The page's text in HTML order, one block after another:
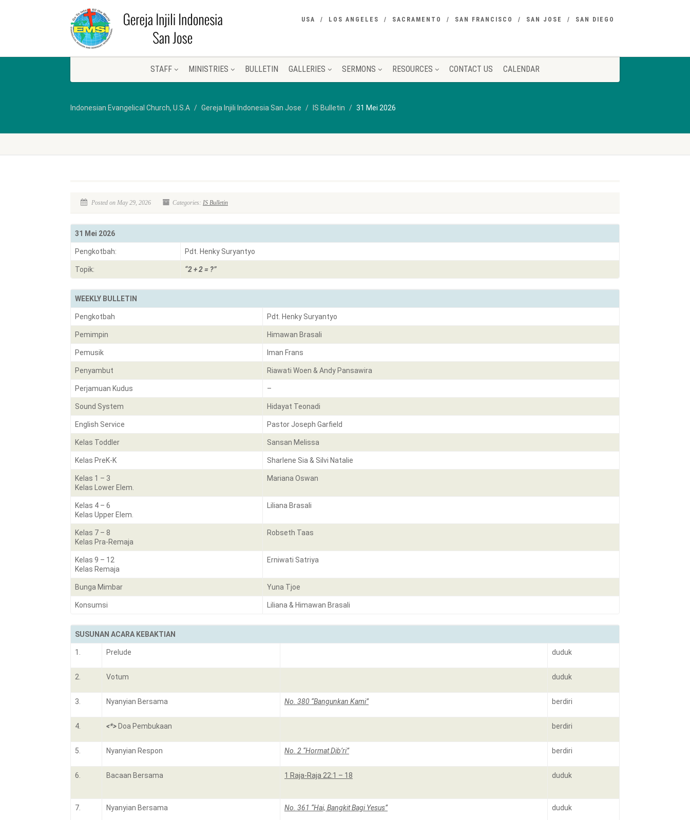
USA LOS ANGELES SACRAMENTO SAN FRANCISCO SAN JOSE SAN DIEGO
STAFF MINISTRIES BULLETIN GALLERIES SERMONS RESOURCES CONTACT US CALENDAR
Indonesian Evangelical Church, U.S.A Gereja Injili Indonesia San Jose IS Bulletin 31 Mei 2026
Posted on May 29, 2026 Categories: IS Bulletin
31 Mei 2026
Pengkotbah: Pdt. Henky Suryantyo
Topik: “2 + 2 = ?”
WEEKLY BULLETIN
Pengkotbah Pdt. Henky Suryantyo
Pemimpin Himawan Brasali
Pemusik Iman Frans
Penyambut Riawati Woen & Andy Pansawira
Perjamuan Kudus –
Sound System Hidayat Teonadi
English Service Pastor Joseph Garfield
Kelas Toddler Sansan Melissa
Kelas PreK-K Sharlene Sia & Silvi Natalie
Kelas 1 – 3
Kelas Lower Elem.
Mariana Oswan
Kelas 4 – 6
Kelas Upper Elem.
Liliana Brasali
Kelas 7 – 8
Kelas Pra-Remaja
Robseth Taas
Kelas 9 – 12
Kelas Remaja
Erniwati Satriya
Bunga Mimbar Yuna Tjoe
Konsumsi Liliana & Himawan Brasali
SUSUNAN ACARA KEBAKTIAN
1. Prelude duduk
2. Votum duduk
3. Nyanyian Bersama No. 380 “Bangunkan Kami” berdiri
4. <*> Doa Pembukaan berdiri
5. Nyanyian Respon No. 2 “Hormat Dib’ri” berdiri
6. Bacaan Bersama 1 Raja-Raja 22:1 – 18 duduk
7. Nyanyian Bersama No. 361 “Hai, Bangkit Bagi Yesus” duduk